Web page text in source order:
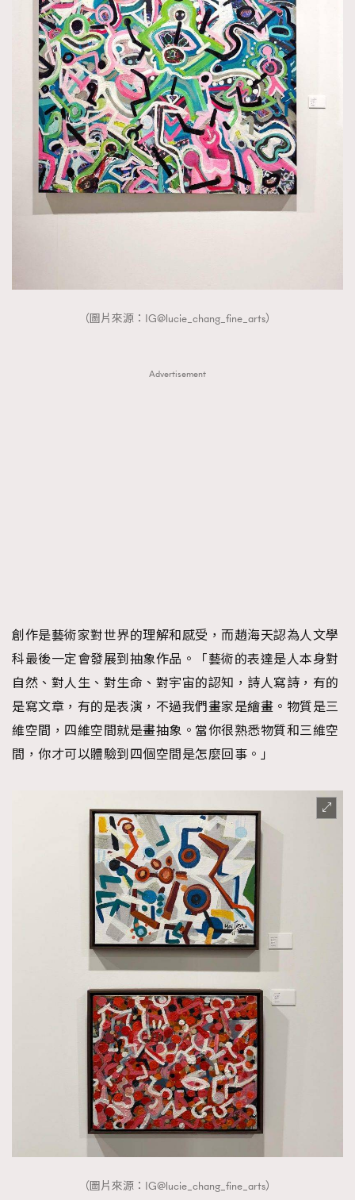
（圖片來源：IG@lucie_chang_fine_arts）
Advertisement
創作是藝術家對世界的理解和感受，而趙海天認為人文學
科最後一定會發展到抽象作品。「藝術的表達是人本身對
自然、對人生、對生命、對宇宙的認知，詩人寫詩，有的
是寫文章，有的是表演，不過我們畫家是繪畫。物質是三
維空間，四維空間就是畫抽象。當你很熟悉物質和三維空
間，你才可以體驗到四個空間是怎麼回事。」
（圖片來源：IG@lucie_chang_fine_arts）